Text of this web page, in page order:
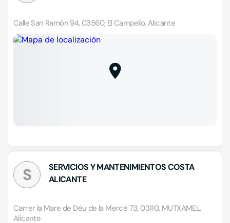
Calle San Ramón 94, 03560, El Campello, Alicante
S
SERVICIOS Y MANTENIMIENTOS COSTA
ALICANTE
Carrer la Mare de Déu de la Mercè 73, 03110, MUTXAMEL,
Alicante